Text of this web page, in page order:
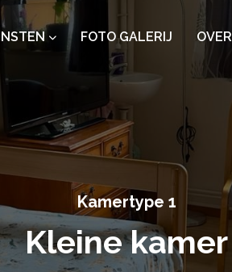
FOTO GALERIJ OVER
Kamertype 1
Kleine kamer